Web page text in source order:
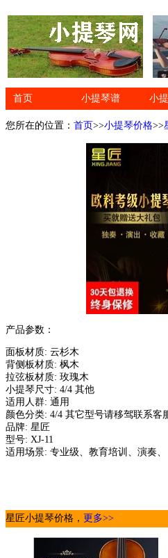
首页 小提琴谱 小
您所在的位置： 首页>>小提琴价格>>
产品参数：
面板材质: 云杉木
背侧板材质: 枫木
拉弦板材质: 玫瑰木
小提琴尺寸: 4/4 其他
适用人群: 通用
颜色分类: 4/4 其它型号请移驾联系客
品牌: 星匠
型号: XJ-11
适用场景: 专业级、教育培训、演奏、
星匠小提琴价格， 更多>>